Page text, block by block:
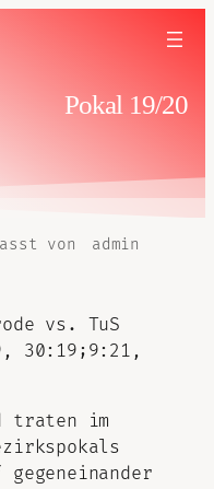
Pokal 19/20
von admin
vs. TuS
30:19;9:21,
traten im